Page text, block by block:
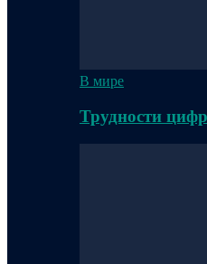
В мире
Трудности